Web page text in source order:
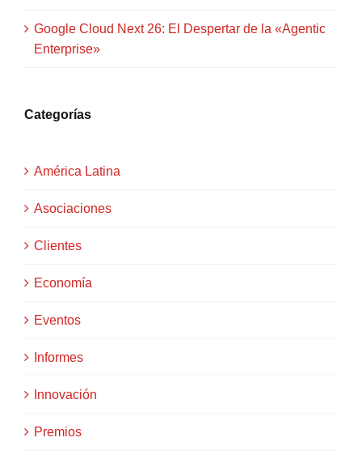
Google Cloud Next 26: El Despertar de la «Agentic
Enterprise»
Categorías
América Latina
Asociaciones
Clientes
Economía
Eventos
Informes
Innovación
Premios